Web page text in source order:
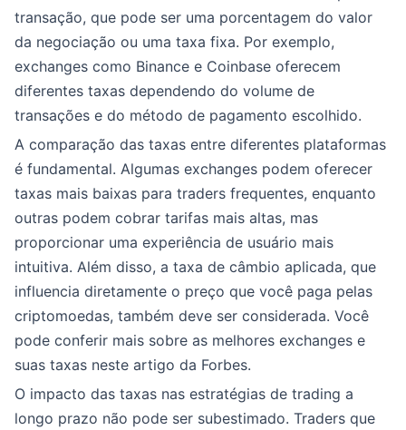
transação, que pode ser uma porcentagem do valor
da negociação ou uma taxa fixa. Por exemplo,
exchanges como Binance e Coinbase oferecem
diferentes taxas dependendo do volume de
transações e do método de pagamento escolhido.
A comparação das taxas entre diferentes plataformas
é fundamental. Algumas exchanges podem oferecer
taxas mais baixas para traders frequentes, enquanto
outras podem cobrar tarifas mais altas, mas
proporcionar uma experiência de usuário mais
intuitiva. Além disso, a taxa de câmbio aplicada, que
influencia diretamente o preço que você paga pelas
criptomoedas, também deve ser considerada. Você
pode conferir mais sobre as melhores exchanges e
suas taxas neste artigo da Forbes.
O impacto das taxas nas estratégias de trading a
longo prazo não pode ser subestimado. Traders que